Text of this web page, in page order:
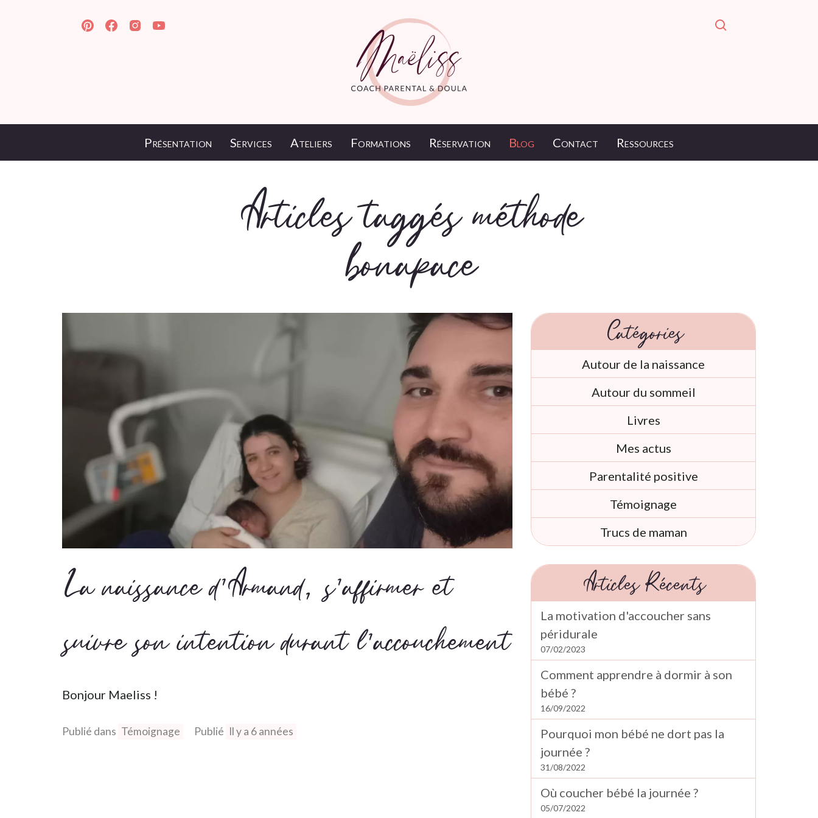
Présentation Services Ateliers Formations Réservation Blog Contact Ressources
Articles taggés méthode
bonapace
La naissance d'Armand, s'affirmer et
suivre son intention durant l'accouchement
Bonjour Maeliss !
Publié dans Témoignage Publié Il y a 6 années
Catégories
Autour de la naissance
Autour du sommeil
Livres
Mes actus
Parentalité positive
Témoignage
Trucs de maman
Articles Récents
La motivation d'accoucher sans
péridurale
07/02/2023
Comment apprendre à dormir à son
bébé ?
16/09/2022
Pourquoi mon bébé ne dort pas la
journée ?
31/08/2022
Où coucher bébé la journée ?
05/07/2022